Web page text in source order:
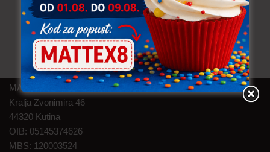
MAT TEXTILE d.o.o.
Kralja Zvonimira 46
44320 Kutina
OIB: 05145374626
MBS: 120003524